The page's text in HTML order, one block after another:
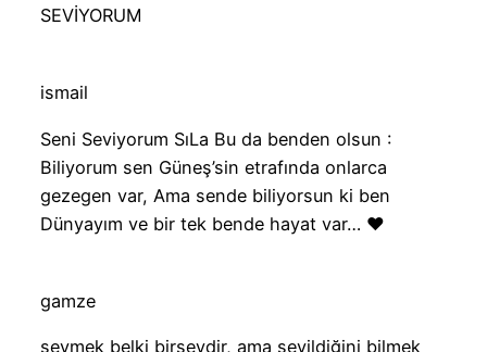
SEVİYORUM
ismail
Seni Seviyorum SıLa Bu da benden olsun :
Biliyorum sen Güneş’sin etrafında onlarca
gezegen var, Ama sende biliyorsun ki ben
Dünyayım ve bir tek bende hayat var… ♥
gamze
sevmek belki birşeydir, ama sevildiğini bilmek